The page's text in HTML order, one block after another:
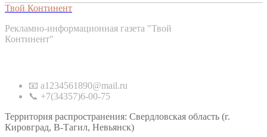
Твой Континент
Рекламно-информационная газета "Твой
Континент"
📧 a1234561890@mail.ru
📞 +7(34357)6-00-75
Территория распространения: Свердловская область (г.
Кировград, В-Тагил, Невьянск)